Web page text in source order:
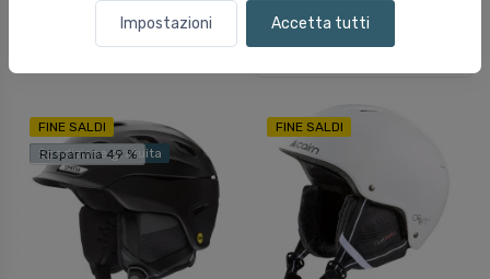
Impostazioni Accetta tutti
100 EUR
FINE SALDI
Spedizione gratuita
Risparmia 49 %
FINE SALDI